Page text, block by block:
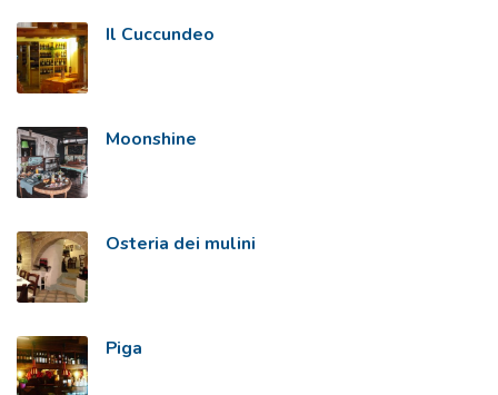
Il Cuccundeo
Moonshine
Osteria dei mulini
Piga